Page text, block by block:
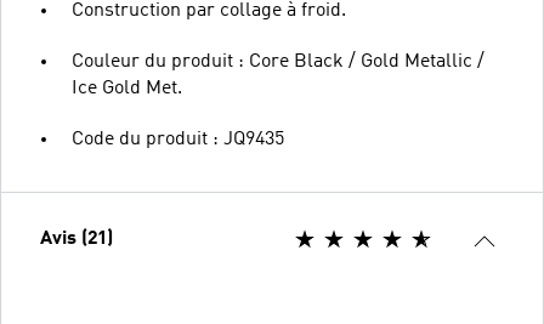
Construction par collage à froid.
Couleur du produit : Core Black / Gold Metallic /
Ice Gold Met.
Code du produit : JQ9435
Avis (21)